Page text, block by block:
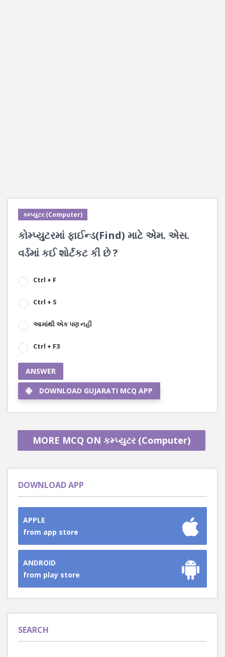
કમ્પ્યુટર (Computer)
કોમ્પ્યુટરમાં ફાઈન્ડ(Find) માટે એમ. એસ.
વર્ડમાં કઈ શોર્ટકટ કી છે ?
Ctrl + F
Ctrl + S
આમાંથી એક પણ નહીં
Ctrl + F3
ANSWER
DOWNLOAD GUJARATI MCQ APP
MORE MCQ ON કમ્પ્યુટર (Computer)
DOWNLOAD APP
APPLE
from app store
ANDROID
from play store
SEARCH